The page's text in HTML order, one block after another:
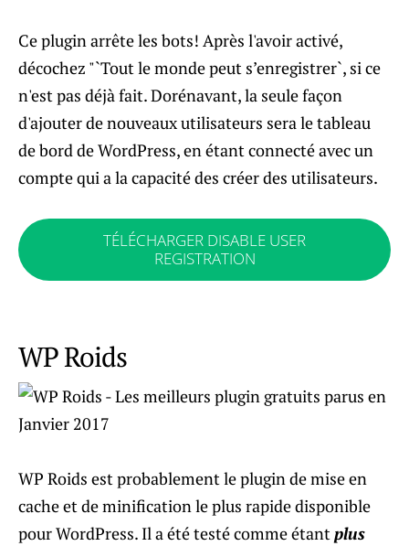
Ce plugin arrête les bots! Après l'avoir activé,
décochez "`Tout le monde peut s’enregistrer`, si ce
n'est pas déjà fait. Dorénavant, la seule façon
d'ajouter de nouveaux utilisateurs sera le tableau
de bord de WordPress, en étant connecté avec un
compte qui a la capacité des créer des utilisateurs.
TÉLÉCHARGER DISABLE USER
REGISTRATION
WP Roids
WP Roids est probablement le plugin de mise en
cache et de minification le plus rapide disponible
pour WordPress. Il a été testé comme étantplus